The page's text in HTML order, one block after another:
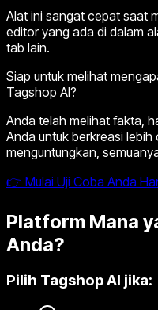
Alat ini sangat cepat saat
editor yang ada di dalam
tab lain.
Siap untuk melihat
Tagshop AI?
Anda telah melihat fakta,
Anda untuk berkreasi
menguntungkan,
👉 Mulai Uji Coba Anda
Platform Mana
Anda?
Pilih Tagshop AI jika: